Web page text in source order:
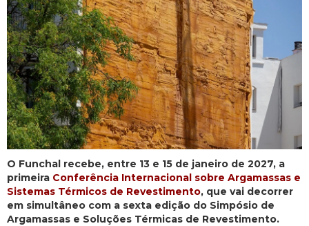
O Funchal recebe, entre 13 e 15 de janeiro de 2027, a
primeira Conferência Internacional sobre Argamassas e
Sistemas Térmicos de Revestimento, que vai decorrer
em simultâneo com a sexta edição do Simpósio de
Argamassas e Soluções Térmicas de Revestimento.